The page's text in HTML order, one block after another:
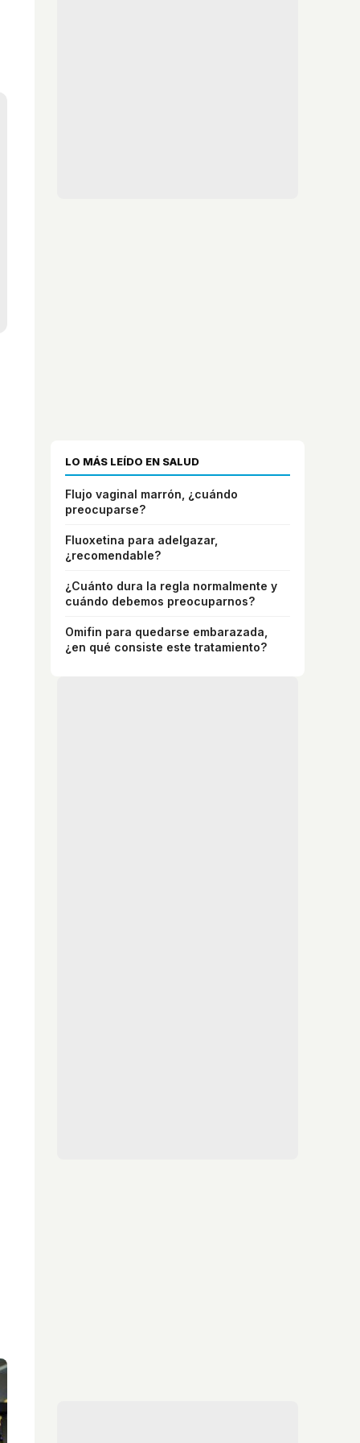
LO MÁS LEÍDO EN SALUD
Flujo vaginal marrón, ¿cuándo
preocuparse?
Fluoxetina para adelgazar,
¿recomendable?
¿Cuánto dura la regla normalmente y
cuándo debemos preocuparnos?
Omifin para quedarse embarazada,
¿en qué consiste este tratamiento?